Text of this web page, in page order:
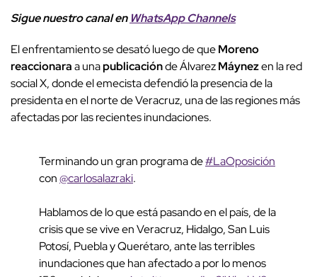
Sigue nuestro canal en WhatsApp Channels
El enfrentamiento se desató luego de queMoreno
reaccionaraa unapublicaciónde ÁlvarezMáynezen la red
social X, donde el emecista defendió la presencia de la
presidenta en el norte de Veracruz, una de las regiones más
afectadas por las recientes inundaciones.
Terminando un gran programa de#LaOposición
con@carlosalazraki.
Hablamos de lo que está pasando en el país, de la
crisis que se vive en Veracruz, Hidalgo, San Luis
Potosí, Puebla y Querétaro, ante las terribles
inundaciones que han afectado a por lo menos